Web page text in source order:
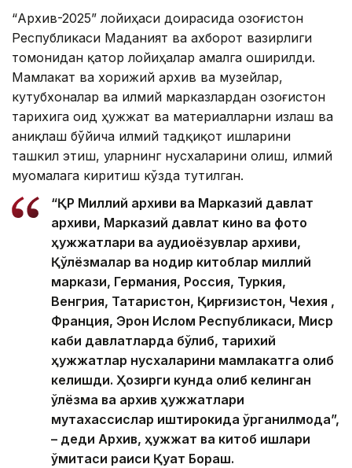
“Архив-2025” лойиҳаси доирасида Қозоғистон
Республикаси Маданият ва ахборот вазирлиги
томонидан қатор лойиҳалар амалга оширилди.
Мамлакат ва хорижий архив ва музейлар,
кутубхоналар ва илмий марказлардан Қозоғистон
тарихига оид ҳужжат ва материалларни излаш ва
аниқлаш бўйича илмий тадқиқот ишларини
ташкил этиш, уларнинг нусхаларини олиш, илмий
муомалага киритиш кўзда тутилган.
“ҚР Миллий архиви ва Марказий давлат
архиви, Марказий давлат кино ва фото
ҳужжатлари ва аудиоёзувлар архиви,
Қўлёзмалар ва нодир китоблар миллий
маркази, Германия, Россия, Туркия,
Венгрия, Татаристон, Қирғизистон, Чехия ,
Франция, Эрон Ислом Республикаси, Миср
каби давлатларда бўлиб, тарихий
ҳужжатлар нусхаларини мамлакатга олиб
келишди. Ҳозирги кунда олиб келинган
қўлёзма ва архив ҳужжатлари
мутахассислар иштирокида ўрганилмоқда”,
– деди Архив, ҳужжат ва китоб ишлари
қўмитаси раиси Қуат Бораш.